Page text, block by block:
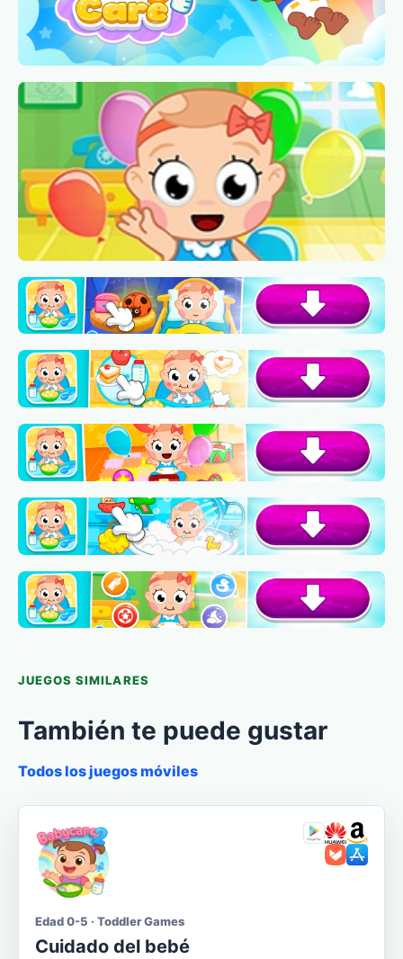
JUEGOS SIMILARES
También te puede gustar
Todos los juegos móviles
Edad 0-5 · Toddler Games
Cuidado del bebé